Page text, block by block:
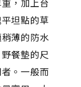
坦點的草
薄的防水
餐墊的尺
。一般而